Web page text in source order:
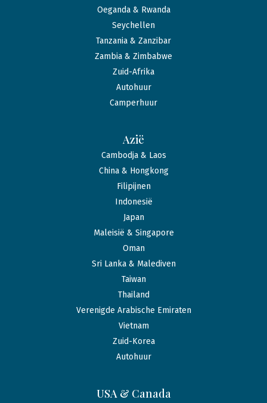
Oeganda & Rwanda
Seychellen
Tanzania & Zanzibar
Zambia & Zimbabwe
Zuid-Afrika
Autohuur
Camperhuur
Azië
Cambodja & Laos
China & Hongkong
Filipijnen
Indonesië
Japan
Maleisië & Singapore
Oman
Sri Lanka & Malediven
Taiwan
Thailand
Verenigde Arabische Emiraten
Vietnam
Zuid-Korea
Autohuur
USA & Canada